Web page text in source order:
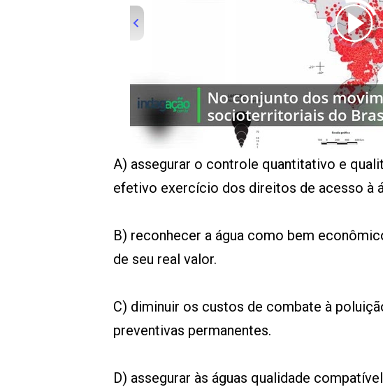
indagacao
A) assegurar o controle quantitativo e
efetivo exercício dos direitos de acesso à
B) reconhecer a água como bem
de seu real valor.
C) diminuir os custos de combate à
preventivas permanentes.
D) assegurar às águas qualidade